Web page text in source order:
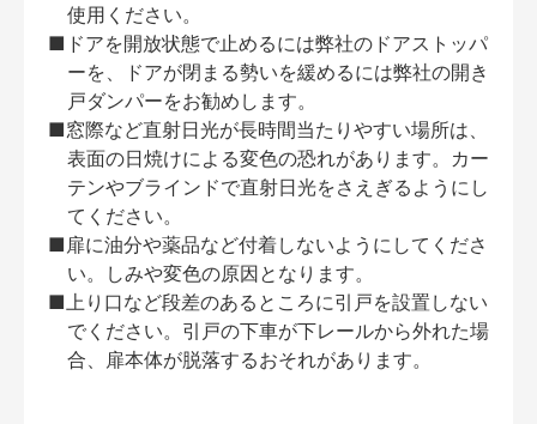
使用ください。
■ドアを開放状態で止めるには弊社のドアストッパ
ーを、ドアが閉まる勢いを緩めるには弊社の開き
戸ダンパーをお勧めします。
■窓際など直射日光が長時間当たりやすい場所は、
表面の日焼けによる変色の恐れがあります。カー
テンやブラインドで直射日光をさえぎるようにし
てください。
■扉に油分や薬品など付着しないようにしてくださ
い。しみや変色の原因となります。
■上り口など段差のあるところに引戸を設置しない
でください。引戸の下車が下レールから外れた場
合、扉本体が脱落するおそれがあります。